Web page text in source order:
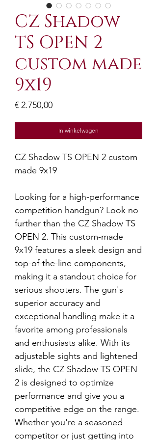
CZ Shadow
TS OPEN 2
custom made
9x19
€ 2.750,00Prijs
In winkelwagen
CZ Shadow TS OPEN 2 custom
made 9x19
Looking for a high-performance
competition handgun? Look no
further than the CZ Shadow TS
OPEN 2. This custom-made
9x19 features a sleek design and
top-of-the-line components,
making it a standout choice for
serious shooters. The gun's
superior accuracy and
exceptional handling make it a
favorite among professionals
and enthusiasts alike. With its
adjustable sights and lightened
slide, the CZ Shadow TS OPEN
2 is designed to optimize
performance and give you a
competitive edge on the range.
Whether you're a seasoned
competitor or just getting into